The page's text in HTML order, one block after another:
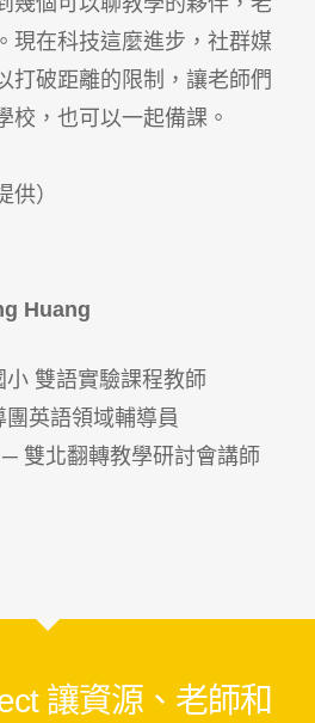
現在科技這麼進步，社群媒
打破距離的限制，讓老師們
校，也可以一起備課。
供）
Huang
小 雙語實驗課程教師
英語領域輔導員
雙北翻轉教學研討會講師
讓資源、老師和